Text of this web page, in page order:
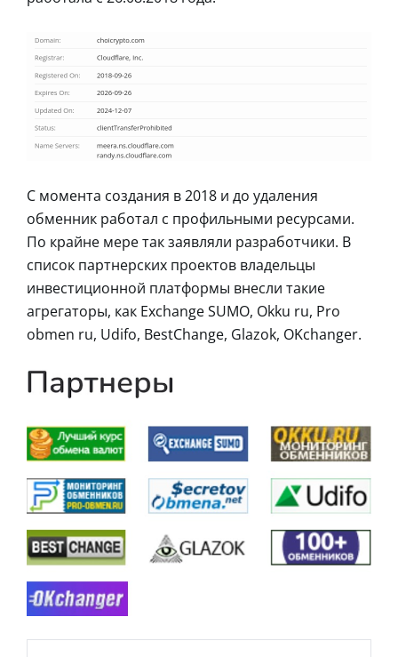
С момента создания в 2018 и до удаления
обменник работал с профильными ресурсами.
По крайне мере так заявляли разработчики. В
список партнерских проектов владельцы
инвестиционной платформы внесли такие
агрегаторы, как Exchange SUMO, Okku ru, Pro
obmen ru, Udifo, BestChange, Glazok, OKchanger.